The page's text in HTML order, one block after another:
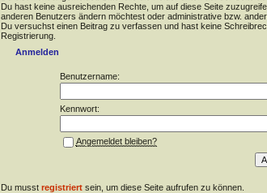
Du hast keine ausreichenden Rechte, um auf diese Seite
anderen Benutzers ändern möchtest oder administrative bzw.
Du versuchst einen Beitrag zu verfassen und hast keine
Registrierung.
Anmelden
Benutzername:
Kennwort:
Angemeldet bleiben?
Du musst registriertsein, um diese Seite aufrufen zu können.